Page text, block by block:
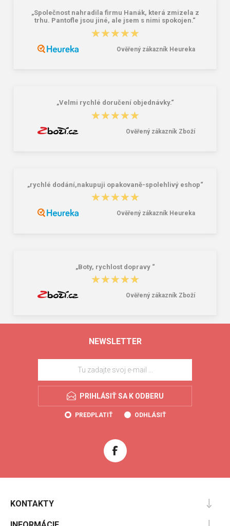
Lee Cooper LCW-26-07-4152M
Dámske gumáky DEMAR RAINNY
„Společnost nahradila firmu Hanák, která zmizela z
trhu. Pantofle jsou jiné, ale jsem s nimi spokojen.“
★★★★★
★★★★★
Ověřený zákazník Heureka
„Velmi rychlé doručení objednávky.“
★★★★★
★★★★★
Ověřený zákazník Zboží
„rychlé dodání,nakupuji opakovaně-spolehlivý eshop“
★★★★★
★★★★★
Ověřený zákazník Heureka
„Boty, rychlost dopravy “
★★★★★
★★★★★
Ověřený zákazník Zboží
NEWSLETTER
PRIHLÁSIŤ SA K ODBERU
PREDPLATIŤ ODHLÁSIŤ
KONTAKTY